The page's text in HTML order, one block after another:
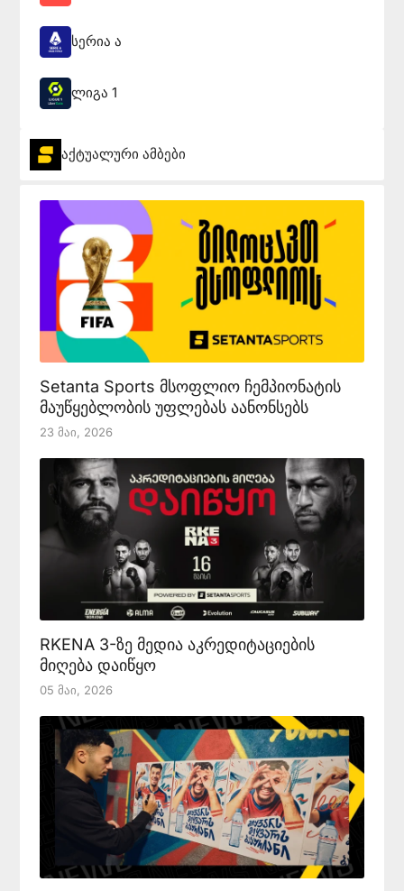
სერია ა
ლიგა 1
აქტუალური ამბები
Setanta Sports მსოფლიო ჩემპიონატის
მაუწყებლობის უფლებას აანონსებს
23 Მაი, 2026
RKENA 3-ზე მედია აკრედიტაციების
მიღება დაიწყო
05 Მაი, 2026